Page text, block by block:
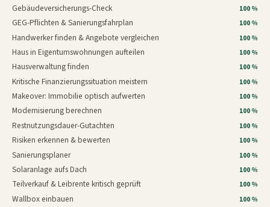
Gebäudeversicherungs-Check 100 %
GEG-Pflichten & Sanierungsfahrplan 100 %
Handwerker finden & Angebote vergleichen 100 %
Haus in Eigentumswohnungen aufteilen 100 %
Hausverwaltung finden 100 %
Kritische Finanzierungssituation meistern 100 %
Makeover: Immobilie optisch aufwerten 100 %
Modernisierung berechnen 100 %
Restnutzungsdauer-Gutachten 100 %
Risiken erkennen & bewerten 100 %
Sanierungsplaner 100 %
Solaranlage aufs Dach 100 %
Teilverkauf & Leibrente kritisch geprüft 100 %
Wallbox einbauen 100 %